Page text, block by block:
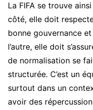
La FIFA se trouve
côté, elle doit
bonne gouvernance
l’autre, elle doit
de normalisation se
structurée. C’est un
surtout dans un
avoir des